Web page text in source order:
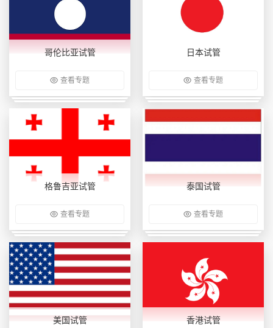
哥伦比亚试管
查看专题
日本试管
查看专题
格鲁吉亚试管
查看专题
泰国试管
查看专题
美国试管 香港试管